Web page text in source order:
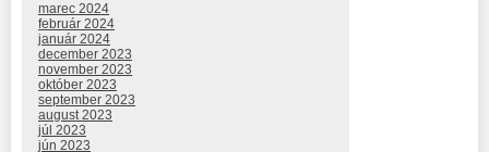
marec 2024
február 2024
január 2024
december 2023
november 2023
október 2023
september 2023
august 2023
júl 2023
jún 2023